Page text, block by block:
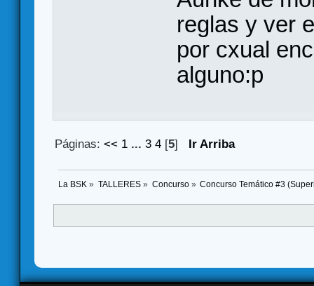
reglas y ver
por cxual
alguno:p
Páginas:<< 1 ...3 4 [5] Ir Arriba
La BSK » TALLERES» Concurso» Concurso Temático #3